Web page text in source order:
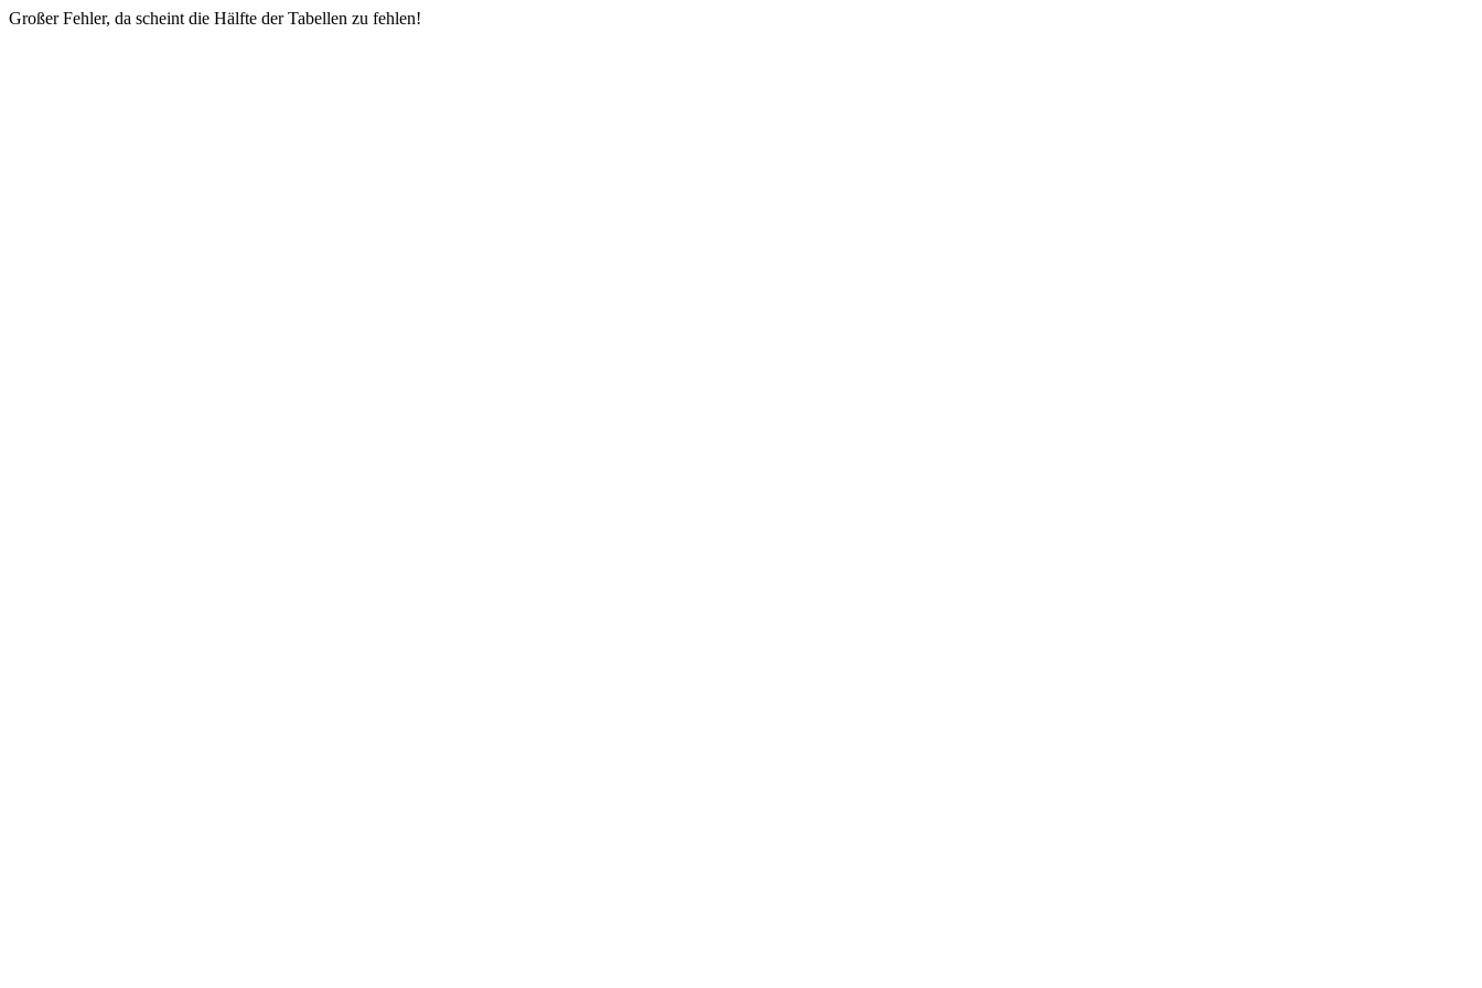
Großer Fehler, da scheint die Hälfte der Tabellen zu fehlen!